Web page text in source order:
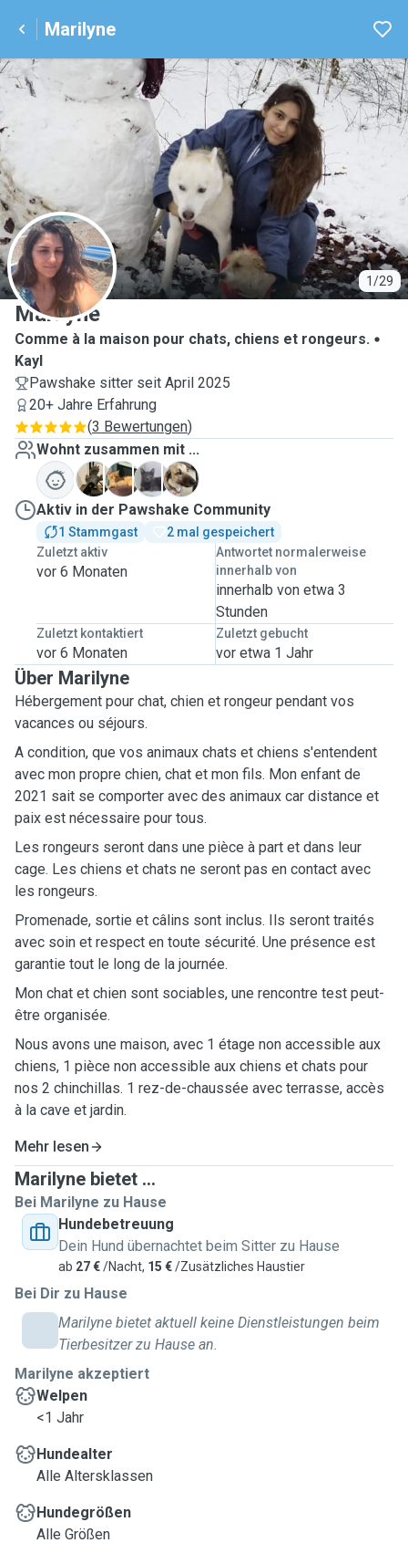
Marilyne
1/29
M
Marilyne
Comme à la maison pour chats, chiens et rongeurs.
Kayl
Pawshake sitter seit April 2025
20+ Jahre Erfahrung
(3 Bewertungen)
Wohnt zusammen mit ...
C
C S
Z
Aktiv in der Pawshake Community
1 Stammgast
2 mal gespeichert
Zuletzt aktiv
vor 6 Monaten
Antwortet normalerweise
innerhalb von
innerhalb von etwa 3
Stunden
Zuletzt kontaktiert
vor 6 Monaten
Zuletzt gebucht
vor etwa 1 Jahr
Über Marilyne
Hébergement pour chat, chien et rongeur pendant vos
vacances ou séjours.
A condition, que vos animaux chats et chiens s'entendent
avec mon propre chien, chat et mon fils. Mon enfant de
2021 sait se comporter avec des animaux car distance et
paix est nécessaire pour tous.
Les rongeurs seront dans une pièce à part et dans leur
cage. Les chiens et chats ne seront pas en contact avec
les rongeurs.
Promenade, sortie et câlins sont inclus. Ils seront traités
avec soin et respect en toute sécurité. Une présence est
garantie tout le long de la journée.
Mon chat et chien sont sociables, une rencontre test peut-
être organisée.
Nous avons une maison, avec 1 étage non accessible aux
chiens, 1 pièce non accessible aux chiens et chats pour
nos 2 chinchillas. 1 rez-de-chaussée avec terrasse, accès
à la cave et jardin.
Mehr lesen
Marilyne bietet ...
Bei Marilyne zu Hause
Hundebetreuung
Dein Hund übernachtet beim Sitter zu Hause
ab 27 €/Nacht, 15 €/Zusätzliches Haustier
Bei Dir zu Hause
Marilyne bietet aktuell keine Dienstleistungen beim
Tierbesitzer zu Hause an.
Marilyne akzeptiert
Welpen
<1 Jahr
Hundealter
Alle Altersklassen
Hundegrößen
Alle Größen